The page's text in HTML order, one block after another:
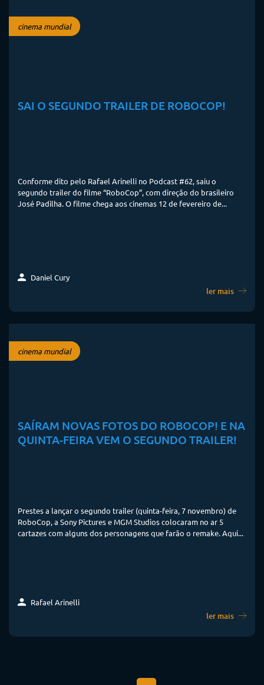
cinema mundial
SAI O SEGUNDO TRAILER DE ROBOCOP!
Conforme dito pelo Rafael Arinelli no Podcast #62, saiu o
segundo trailer do filme “RoboCop”, com direção do brasileiro
José Padilha. O filme chega aos cinemas 12 de fevereiro de...
Daniel Cury
ler mais
cinema mundial
SAÍRAM NOVAS FOTOS DO ROBOCOP! E NA
QUINTA-FEIRA VEM O SEGUNDO TRAILER!
Prestes a lançar o segundo trailer (quinta-feira, 7 novembro) de
RoboCop, a Sony Pictures e MGM Studios colocaram no ar 5
cartazes com alguns dos personagens que farão o remake. Aqui...
Rafael Arinelli
ler mais